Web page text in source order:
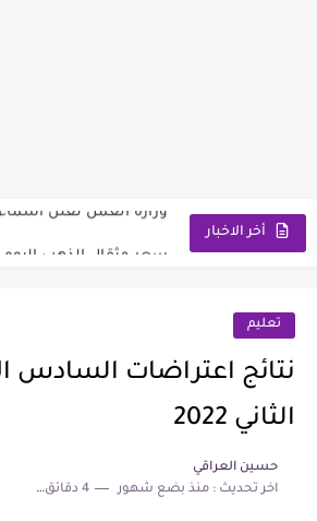
أخر الاخبار
تعليم
نتائج اعتراضات السادس
الثاني 2022
حسين العراقي
اخر تحديث :منذ بضع شهور 4 دقائق للقراءة